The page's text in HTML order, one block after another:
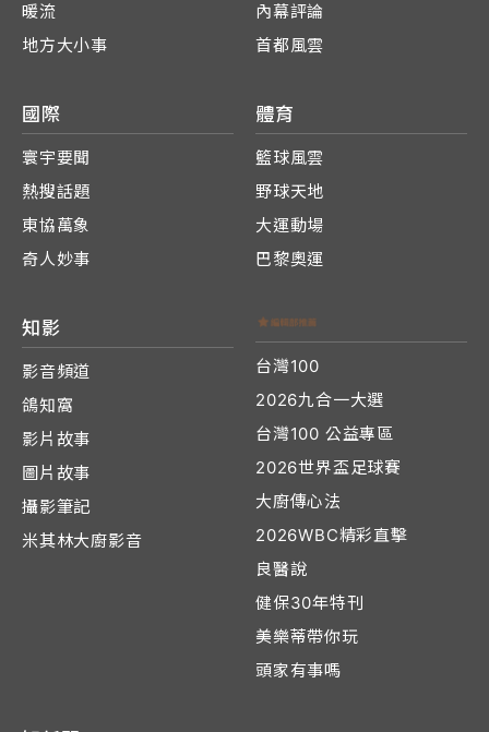
暖流
地方大小事
內幕評論
首都風雲
國際
寰宇要聞
熱搜話題
東協萬象
奇人妙事
體育
籃球風雲
野球天地
大運動場
巴黎奧運
知影
影音頻道
鴿知窩
影片故事
圖片故事
攝影筆記
米其林大廚影音
台灣100
2026九合一大選
台灣100 公益專區
2026世界盃足球賽
大廚傳心法
2026WBC精彩直擊
良醫說
健保30年特刊
美樂蒂帶你玩
頭家有事嗎